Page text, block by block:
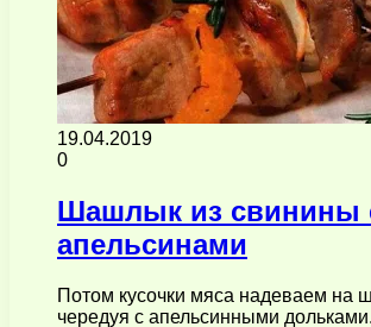
19.04.2019
0
Шашлык из свинины
апельсинами
Потом кусочки мяса надеваем на
чередуя с апельсинными